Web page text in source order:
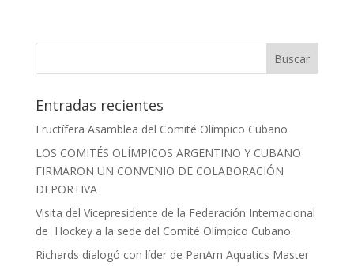
Entradas recientes
Fructífera Asamblea del Comité Olímpico Cubano
LOS COMITÉS OLÍMPICOS ARGENTINO Y CUBANO
FIRMARON UN CONVENIO DE COLABORACIÓN
DEPORTIVA
Visita del Vicepresidente de la Federación Internacional
de Hockey a la sede del Comité Olímpico Cubano.
Richards dialogó con líder de PanAm Aquatics Master